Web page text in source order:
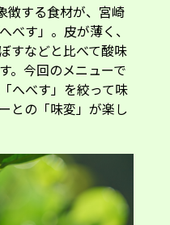
徴する食材が、宮崎
べす」。皮が薄く、
すなどと比べて酸味
。今回のメニューで
へべす」を絞って味
との「味変」が楽し